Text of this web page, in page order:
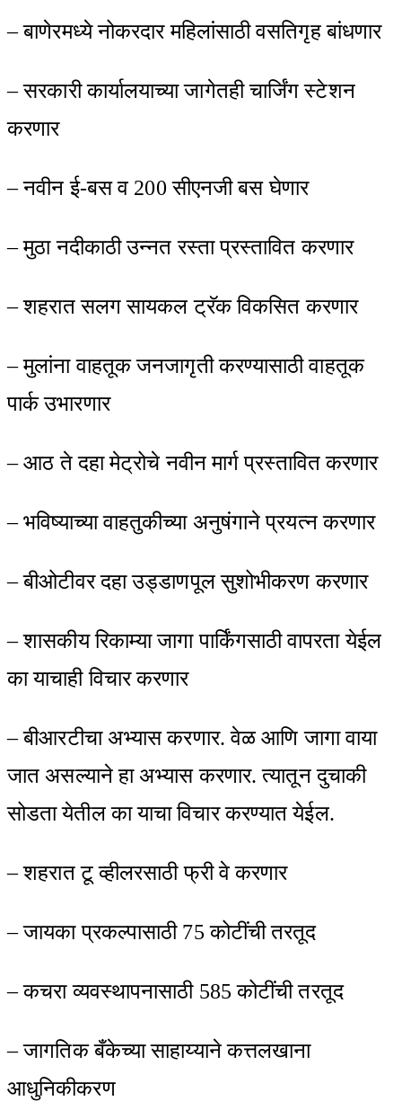
– बाणेरमध्ये नोकरदार महिलांसाठी वसतिगृह बांधणार
– सरकारी कार्यालयाच्या जागेतही चार्जिंग स्टेशन
करणार
– नवीन ई-बस व 200 सीएनजी बस घेणार
– मुठा नदीकाठी उन्नत रस्ता प्रस्तावित करणार
– शहरात सलग सायकल ट्रॅक विकसित करणार
– मुलांना वाहतूक जनजागृती करण्यासाठी वाहतूक
पार्क उभारणार
– आठ ते दहा मेट्रोचे नवीन मार्ग प्रस्तावित करणार
– भविष्याच्या वाहतुकीच्या अनुषंगाने प्रयत्न करणार
– बीओटीवर दहा उड्डाणपूल सुशोभीकरण करणार
– शासकीय रिकाम्या जागा पार्किंगसाठी वापरता येईल
का याचाही विचार करणार
– बीआरटीचा अभ्यास करणार. वेळ आणि जागा वाया
जात असल्याने हा अभ्यास करणार. त्यातून दुचाकी
सोडता येतील का याचा विचार करण्यात येईल.
– शहरात टू व्हीलरसाठी फ्री वे करणार
– जायका प्रकल्पासाठी 75 कोटींची तरतूद
– कचरा व्यवस्थापनासाठी 585 कोटींची तरतूद
– जागतिक बँकेच्या साहाय्याने कत्तलखाना
आधुनिकीकरण